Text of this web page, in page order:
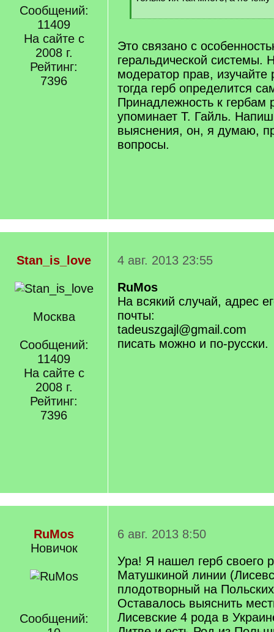
Сообщений:
11409
На сайте с
2008 г.
Рейтинг:
7396
[
q
]
Это связано с
геральдической системы.
модератор прав,
тогда герб определится
Принадлежность к гербам
упоминает Т. Гайль.
выяснения, он, я думаю,
вопросы.
Stan_is_love
Москва
Сообщений:
11409
На сайте с
2008 г.
Рейтинг:
7396
4 авг. 2013 23:55
RuMos
На всякий случай, адрес
почты:
tadeuszgajl@gmail.com
писать можно и по-русски.
RuMos
Новичок
Сообщений:
6 авг. 2013 8:50
Ура! Я нашел герб своего
Матушкиной линии
плодотворный на
Оставалось выяснить
Лисевские 4 рода в